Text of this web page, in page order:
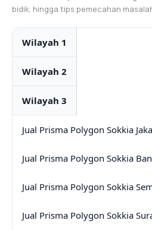
bidik, hingga tips pemecahan
Wilayah 1
Wilayah 2
Wilayah 3
Jual Prisma Polygon Sokkia
Jual Prisma Polygon Sokkia
Jual Prisma Polygon Sokkia
Jual Prisma Polygon Sokkia